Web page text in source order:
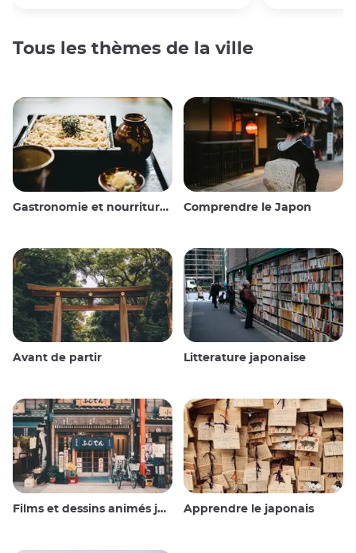
Tous les thèmes de la ville
Gastronomie et nourriture japonaise Comprendre le Japon
Avant de partir Litterature japonaise
Films et dessins animés japonais Apprendre le japonais